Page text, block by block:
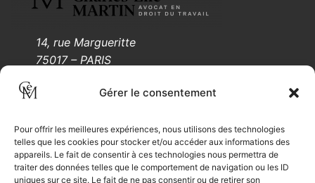
Gérer le consentement
Pour offrir les meilleures expériences, nous utilisons des technologies
telles que les cookies pour stocker et/ou accéder aux informations des
appareils. Le fait de consentir à ces technologies nous permettra de
traiter des données telles que le comportement de navigation ou les ID
uniques sur ce site. Le fait de ne pas consentir ou de retirer son
14, rue Margueritte
75017 – PARIS
Tél.: 01 88 61 55 05
Mentions légales